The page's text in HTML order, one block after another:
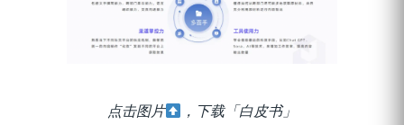
点击图片 ，下载「白皮书」